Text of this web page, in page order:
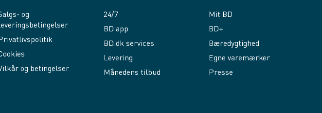
og
Privatlivspolitik
og betingelser
24/7
BD app
BD.dk services
Levering
Månedens tilbud
Mit BD
BD+
Bæredygtighed
Egne varemærker
Presse